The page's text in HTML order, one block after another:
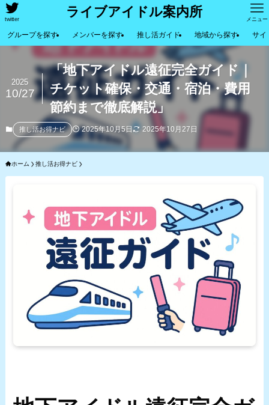
ライブアイドル案内所
twitter メニュー
グループを探す メンバーを探す 推し活ガイド 地域から探す サイ
「地下アイドル遠征完全ガイド｜
チケット確保・交通・宿泊・費用
節約まで徹底解説」
2025
10/27
推し活お得ナビ 2025年10月5日 2025年10月27日
ホーム 推し活お得ナビ